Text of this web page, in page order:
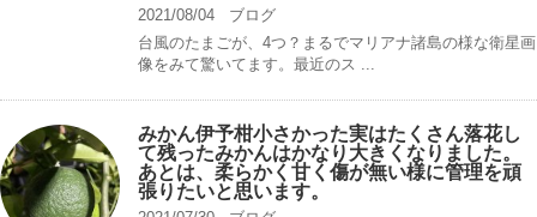
2021/08/04
ブログ
台風のたまごが、4つ？まるでマリアナ諸島の様な衛星画
像をみて驚いてます。最近のス ...
みかん伊予柑小さかった実はたくさん落花し
て残ったみかんはかなり大きくなりました。
あとは、柔らかく甘く傷が無い様に管理を頑
張りたいと思います。